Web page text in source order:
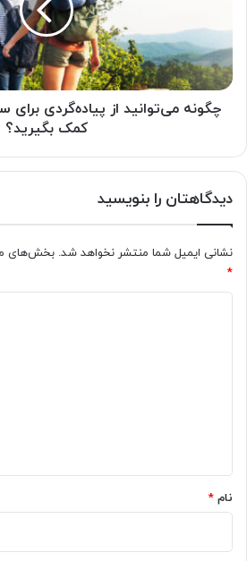
سلامتی
و
تناسب
اندام
کمک
چگونه می‌توانید از پیاده‌گردی برای
کمک بگیرید؟
دیدگاهتان را بنویسید
نشانی ایمیل شما منتشر نخواهد شد. بخش‌های
*
نام *